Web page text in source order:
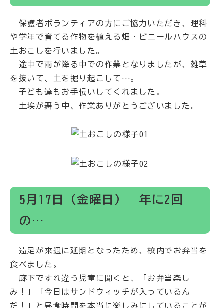
保護者ボランティアの方にご協力いただき、理科
や学年で育てる作物を植える畑・ビニールハウスの
土おこしを行いました。
途中で雨が降る中での作業となりましたが、雑草
を抜いて、土を掘り起こして…。
子ども達もお手伝いしてくれました。
土埃が舞う中、作業ありがとうございました。
5月17日（金曜日） 年に2回
の…
遠足が来週に延期となったため、校内でお弁当を
食べました。
廊下ですれ違う児童に聞くと、「お弁当楽し
み！」「今日はサンドウィッチが入っているん
だ！」と昼食時間を本当に楽しみにしていることが